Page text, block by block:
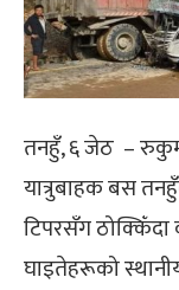
तनहुँ, ६ जेठ –
यात्रुबाहक बस
टिपरसँग ठोक्किँदा
घाइतेहरूको